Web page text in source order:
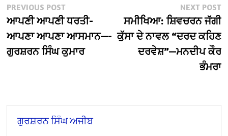
Post
navigation
PREVIOUS POSTPrevious
post:
ਆਪਣੀ ਆਪਣੀ ਧਰਤੀ-
ਆਪਣਾ ਆਪਣਾ ਆਸਮਾਨ—-
ਗੁਰਸ਼ਰਨ ਸਿੰਘ ਕੁਮਾਰ
NEXT POST
ਸਮੀਖਿਆ: ਸ਼ਿਵਚਰਨ ਜੱਗੀ
ਕੁੱਸਾ ਦੇ ਨਾਵਲ “ਦਰਦ ਕਹਿਣ
ਦਰਵੇਸ਼”—ਮਨਦੀਪ ਕੌਰ
ਭੰਮਰਾ
ਗੁਰਸ਼ਰਨ ਸਿੰਘ ਅਜੀਬ